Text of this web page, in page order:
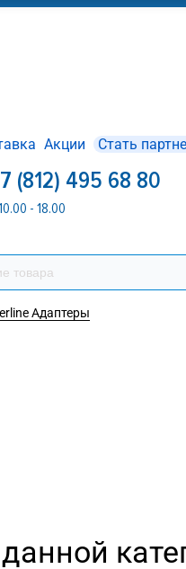
Акции Стать
(812) 495 68 80
- 18.00
Адаптеры